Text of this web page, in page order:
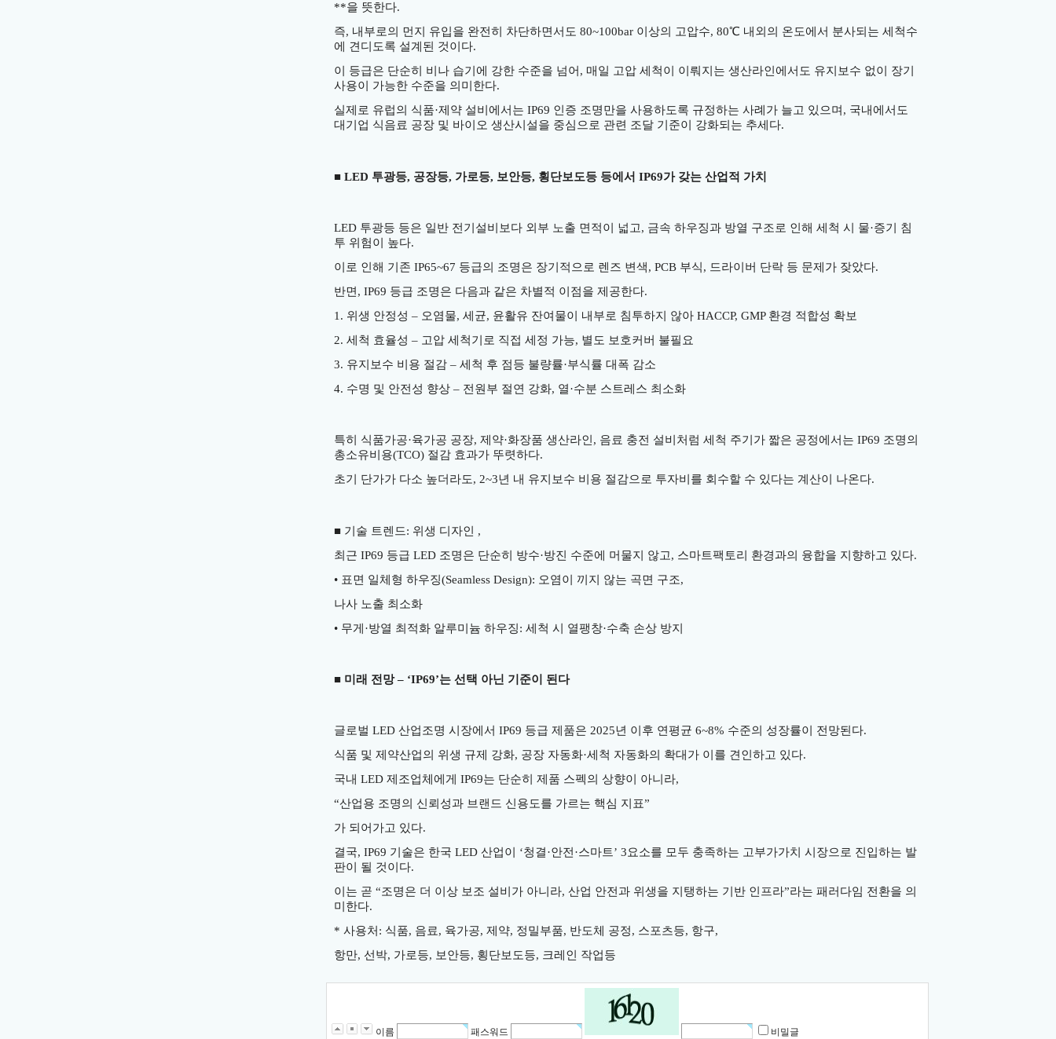
**을 뜻한다.
즉, 내부로의 먼지 유입을 완전히 차단하면서도 80~100bar 이상의 고압수, 80℃ 내외의 온도에서 분사되는 세척수
에 견디도록 설계된 것이다.
이 등급은 단순히 비나 습기에 강한 수준을 넘어 , 매일 고압 세척이 이뤄지는 생산라인에서도 유지보수 없이 장기
사용이 가능한 수준을 의미한다.
실제로 유럽의 식품·제약 설비에서는 IP69 인증 조명만을 사용하도록 규정하는 사례가 늘고 있으며 , 국내에서도
대기업 식음료 공장 및 바이오 생산시설을 중심으로 관련 조달 기준이 강화되는 추세다.
■ LED 투광등, 공장등, 가로등, 보안등, 횡단보도등 등에서 IP69가 갖는 산업적 가치
LED 투광등 등은 일반 전기설비보다 외부 노출 면적이 넓고, 금속 하우징과 방열 구조로 인해 세척 시 물·증기 침
투 위험이 높다.
이로 인해 기존 IP65~67 등급의 조명은 장기적으로 렌즈 변색, PCB 부식, 드라이버 단락 등 문제가 잦았다.
반면 , IP69 등급 조명은 다음과 같은 차별적 이점을 제공한다.
1. 위생 안정성 – 오염물, 세균, 윤활유 잔여물이 내부로 침투하지 않아 HACCP, GMP 환경 적합성 확보
2. 세척 효율성 – 고압 세척기로 직접 세정 가능, 별도 보호커버 불필요
3. 유지보수 비용 절감 – 세척 후 점등 불량률·부식률 대폭 감소
4. 수명 및 안전성 향상 – 전원부 절연 강화, 열·수분 스트레스 최소화
특히 식품가공·육가공 공장, 제약·화장품 생산라인 , 음료 충전 설비처럼 세척 주기가 짧은 공정에서는 IP69 조명의
총소유비용(TCO) 절감 효과가 뚜렷하다.
초기 단가가 다소 높더라도, 2~3년 내 유지보수 비용 절감으로 투자비를 회수할 수 있다는 계산이 나온다.
■ 기술 트렌드: 위생 디자인 ,
최근 IP69 등급 LED 조명은 단순히 방수·방진 수준에 머물지 않고, 스마트팩토리 환경과의 융합을 지향하고 있다.
• 표면 일체형 하우징(Seamless Design): 오염이 끼지 않는 곡면 구조,
나사 노출 최소화
• 무게·방열 최적화 알루미늄 하우징: 세척 시 열팽창·수축 손상 방지
■ 미래 전망– ‘IP69’는 선택 아닌 기준이 된다
글로벌 LED 산업조명 시장에서 IP69 등급 제품은 2025년 이후 연평균 6~8% 수준의 성장률이 전망된다.
식품 및 제약산업의 위생 규제 강화, 공장 자동화·세척 자동화의 확대가 이를 견인하고 있다.
국내 LED 제조업체에게 IP69는 단순히 제품 스펙의 상향이 아니라,
“산업용 조명의 신뢰성과 브랜드 신용도를 가르는 핵심 지표”
가 되어가고 있다.
결국, IP69 기술은 한국 LED 산업이 ‘청결·안전 ·스마트’ 3요소를 모두 충족하는 고부가가치 시장으로 진입하는 발
판이 될 것이다.
이는 곧 “조명은 더 이상 보조 설비가 아니라, 산업 안전과 위생을 지탱하는 기반 인프라”라는 패러다임 전환을 의
미한다.
* 사용처 : 식품, 음료, 육가공, 제약, 정밀부품, 반도체 공정, 스포츠등, 항구,
항만, 선박, 가로등, 보안등, 횡단보도등, 크레인 작업등
이름 패스워드 비밀글